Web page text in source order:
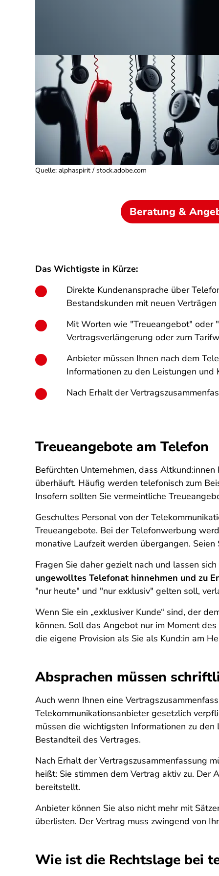
Quelle: alphaspirit / stock.adobe.com
Beratung &
Das Wichtigste in Kürze:
Direkte Kundenansprache über
Bestandskunden mit neuen
Mit Worten wie "Treueangebot" oder
Vertragsverlängerung oder zum
Anbieter müssen Ihnen nach dem
Informationen zu den Leistungen und
Nach Erhalt der
Treueangebote am Telefon
Befürchten Unternehmen, dass
überhäuft. Häufig werden telefonisch zum
Insofern sollten Sie vermeintliche
Geschultes Personal von der
Treueangebote. Bei der Telefonwerbung
monative Laufzeit werden übergangen.
Fragen Sie daher gezielt nach und lassen
ungewolltes Telefonat hinnehmen und zu
"nur heute" und "nur exklusiv" gelten soll,
Wenn Sie ein „exklusiver Kunde“ sind, der
können. Soll das Angebot nur im Moment
die eigene Provision als Sie als Kund:in am
Absprachen müssen
Auch wenn Ihnen eine
Telekommunikationsanbieter gesetzlich
müssen die wichtigsten Informationen zu
Bestandteil des Vertrages.
Nach Erhalt der Vertragszusammenfassung
heißt: Sie stimmen dem Vertrag aktiv zu. Der
bereitstellt.
Anbieter können Sie also nicht mehr mit
überlisten. Der Vertrag muss zwingend von
Wie ist die Rechtslage bei